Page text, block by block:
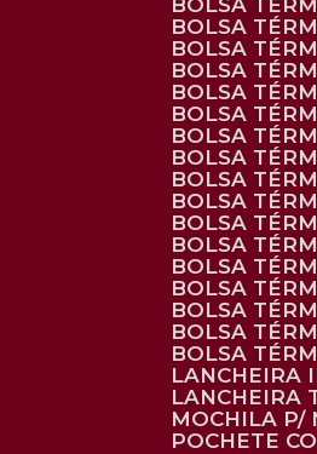
BOLSA
BOLSA
BOLSA
BOLSA
BOLSA
BOLSA
BOLSA
BOLSA
BOLSA
BOLSA
BOLSA
BOLSA
BOLSA
BOLSA
BOLSA
BOLSA
BOLSA
LANCHEIRA
MOCHILA
POCHETE